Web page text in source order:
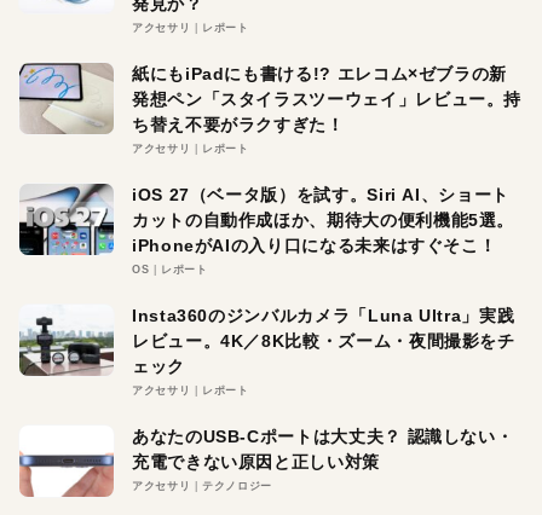
アクセサリ レポート
紙にもiPadにも書ける!? エレコム×ゼブラの新
発想ペン「スタイラスツーウェイ」レビュー。持
ち替え不要がラクすぎた！
アクセサリ レポート
iOS 27（ベータ版）を試す。Siri AI、ショート
カットの自動作成ほか、期待大の便利機能5選。
iPhoneがAIの入り口になる未来はすぐそこ！
OS レポート
Insta360のジンバルカメラ「Luna Ultra」実践
レビュー。4K／8K比較・ズーム・夜間撮影をチ
ェック
アクセサリ レポート
あなたのUSB-Cポートは大丈夫？ 認識しない・
充電できない原因と正しい対策
アクセサリ テクノロジー